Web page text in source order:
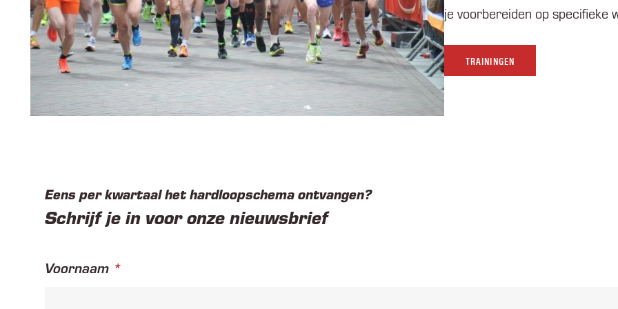
je voorbereiden op specifieke
TRAININGEN
Eens per kwartaal het hardloopschema ontvangen?
Schrijf je in voor onze nieuwsbrief
Voornaam